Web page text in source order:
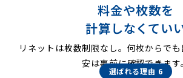
料金や枚数を
計算しなくてい
リネットは枚数制限なし。何枚からで
安は事前に確認できます。
選ばれる理由 6